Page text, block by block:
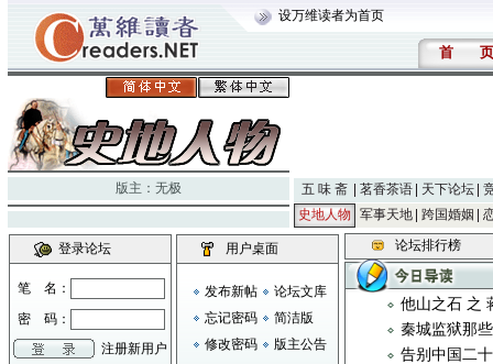
设万维读者为首页
首 页
版主： 无极 五 味 斋 茗香茶语 天下论坛
史地人物
军事天地 跨国婚姻
登录论坛
笔 名：
密 码：
注册新用户
用户桌面
发布新帖
论坛文库
忘记密码
简洁版
修改密码
版主公告
论坛排行榜
他山之石 之
秦城监狱那
告别中国二